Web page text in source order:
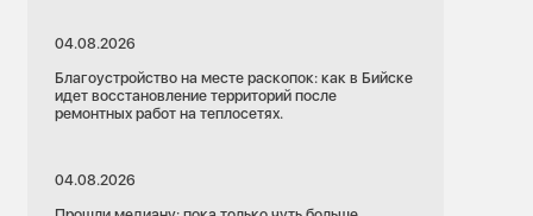
04.08.2026
Благоустройство на месте раскопок: как в Бийске
идет восстановление территорий после
ремонтных работ на теплосетях.
04.08.2026